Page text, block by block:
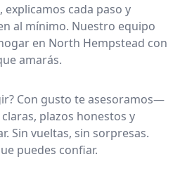
cada paso y
al mínimo. Nuestro equipo
en North Hempstead con
amarás.
Con gusto te asesoramos—
plazos honestos y
Sin vueltas, sin sorpresas.
puedes confiar.